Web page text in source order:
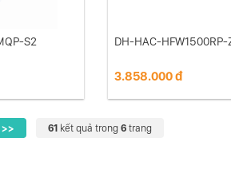
S2 DH-HAC-
3.858.000 đ
>> 61 kết quả trong 6 trang